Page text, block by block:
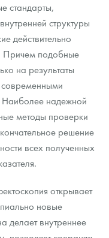
стандарты,
структуры
действительно
Причем подобные
на результаты
Наиболее надежной
методы проверки
решение
всех полученных
открывает
новые
делает внутреннее